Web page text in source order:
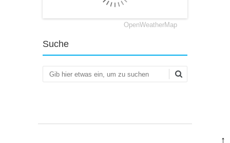
OpenWeatherMap
Suche
Suchen
↑